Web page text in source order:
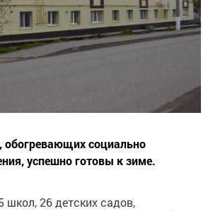
обогревающих социально
успешно готовы к зиме.
школ, 26 детских садов,